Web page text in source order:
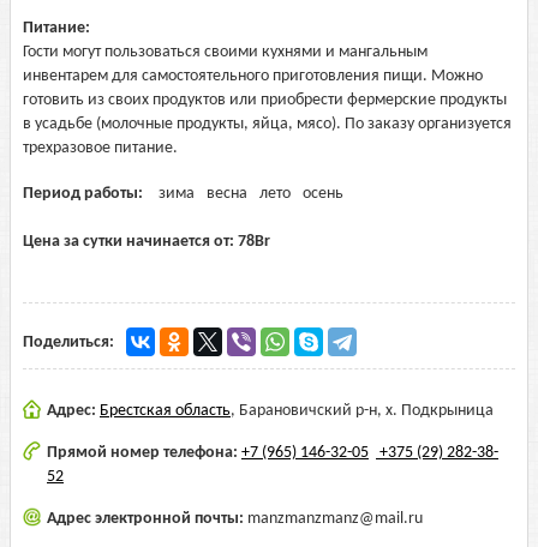
Питание:
Гости могут пользоваться своими кухнями и мангальным
инвентарем для самостоятельного приготовления пищи. Можно
готовить из своих продуктов или приобрести фермерские продукты
в усадьбе (молочные продукты, яйца, мясо). По заказу организуется
трехразовое питание.
Период работы: зима весна лето осень
Цена за сутки начинается от: 78Br
Поделиться:
Адрес: Брестская область, Барановичский р-н, х. Подкрыница
Прямой номер телефона: +7 (965) 146-32-05 +375 (29) 282-38-
52
Адрес электронной почты: manzmanzmanz@mail.ru